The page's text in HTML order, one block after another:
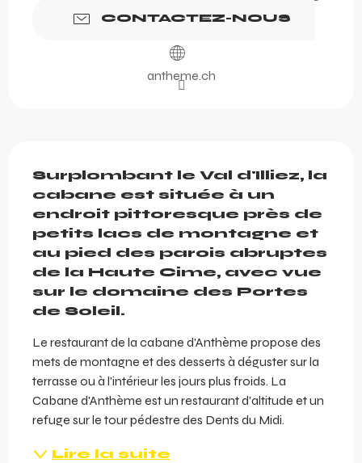
CONTACTEZ-NOUS
antheme.ch
Surplombant le Val d'Illiez, la
cabane est située à un
endroit pittoresque près de
petits lacs de montagne et
au pied des parois abruptes
de la Haute Cime, avec vue
sur le domaine des Portes
de Soleil.
Le restaurant de la cabane d'Anthème propose des
mets de montagne et des desserts à déguster sur la
terrasse ou à l'intérieur les jours plus froids. La
Cabane d'Anthème est un restaurant d'altitude et un
refuge sur le tour pédestre des Dents du Midi.
Lire la suite